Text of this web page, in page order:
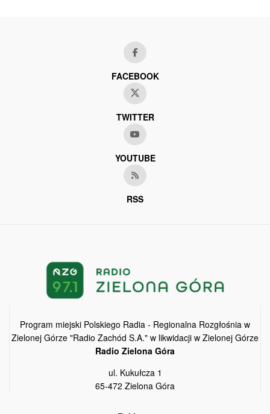
FACEBOOK
TWITTER
YOUTUBE
RSS
Program miejski Polskiego Radia - Regionalna Rozgłośnia w
Zielonej Górze "Radio Zachód S.A." w likwidacji w Zielonej Górze
Radio Zielona Góra
ul. Kukułcza 1
65-472 Zielona Góra